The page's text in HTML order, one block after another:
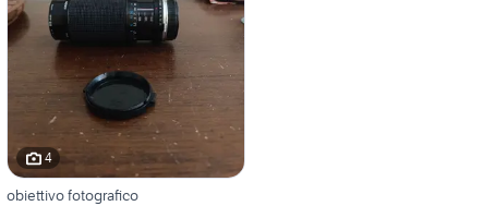
4
obiettivo fotografico